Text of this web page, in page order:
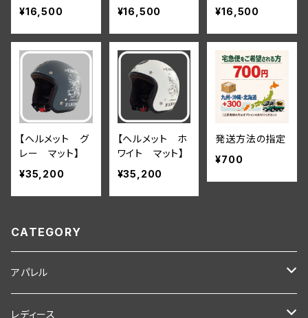
¥16,500
¥16,500
¥16,500
【ヘルメット グ
レー マット】
¥35,200
【ヘルメット ホ
ワイト マット】
¥35,200
発送方法の指定
¥700
CATEGORY
アパレル
Tシャツ
レディース